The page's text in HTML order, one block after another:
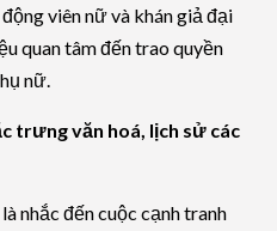
viên nữ và khán giả đại
quan tâm đến trao quyền
nữ.
trưng văn hoá, lịch sử các
nhắc đến cuộc cạnh tranh